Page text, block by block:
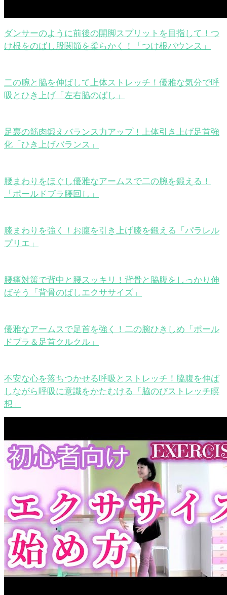
ダンサーのように前後の開脚スプリットを目指して！つ
け根をのばし股関節を柔らかく！「つけ根バウンス」
二の腕と脇を伸ばして上体ストレッチ！優雅な気分で呼
吸とひき上げ「左右脇のばし」
足裏の筋肉鍛えバランス力アップ！上体引き上げ足首強
化「ひき上げバランス」
腰まわりをほぐし優雅なアームスで二の腕を鍛える！
「ポールドブラ腰回し」
膝まわりを強く！お腹を引き上げ膝を鍛える「パラレル
プリエ」
腰痛対策で背中と腰スッキリ！背骨と脇腹をしっかり伸
ばそう「背骨のばしエクササイズ」
優雅なアームスで足首を強く！二の腕ひきしめ「ポール
ドブラ＆足首クルクル」
不安な心を落ちつかせる呼吸とストレッチ！脇腹を伸ば
しながら呼吸に意識をかたむける「脇のびストレッチ瞑
想」